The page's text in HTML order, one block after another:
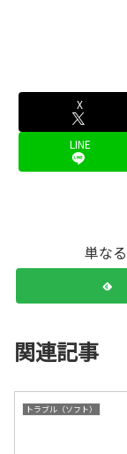
X
LINE
単な
関連記事
トラブル（ソフト）